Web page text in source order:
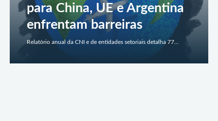
para China, UE e Argentina
enfrentam barreiras
Relatório anual da CNI e de entidades setoriais detalha 77...